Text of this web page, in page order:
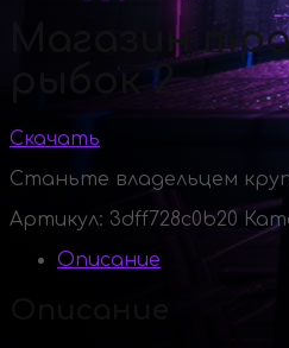
Магазин
рыбок 2
Скачать
Станьте владельцем
Артикул: 3dff728c0b20
Описание